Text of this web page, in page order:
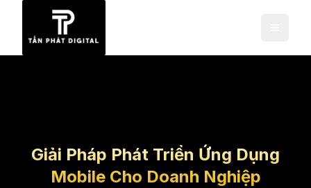
Giải Pháp Phát Triển Ứng Dụng
Mobile Cho Doanh Nghiệp